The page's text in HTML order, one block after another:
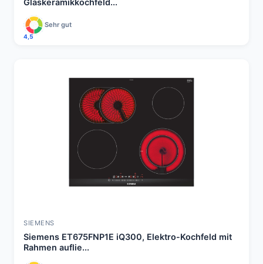
4,5
Sehr gut
SIEMENS
Siemens ET675FNP1E iQ300, Elektro-Kochfeld mit
Rahmen auflie...